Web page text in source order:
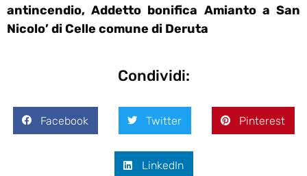
antincendio, Addetto bonifica Amianto a San
Nicolo’ di Celle comune di Deruta
Condividi:
Facebook Twitter Pinterest
LinkedIn